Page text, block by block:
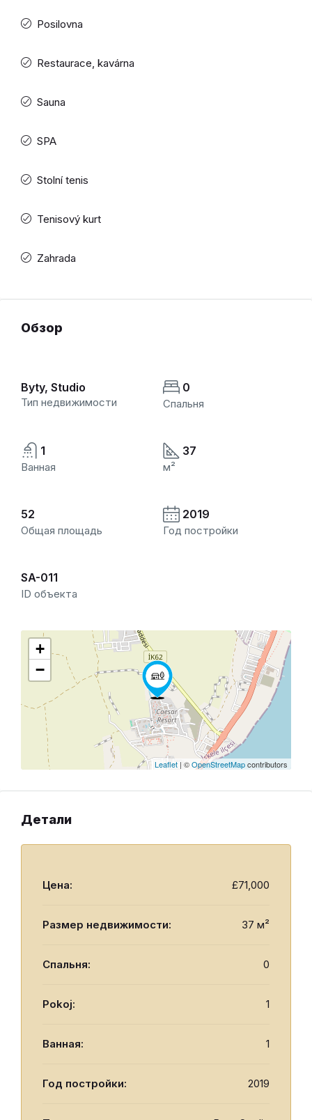
Posilovna
Restaurace, kavárna
Sauna
SPA
Stolní tenis
Tenisový kurt
Zahrada
Обзор
Byty, Studio
Тип недвижимости
0
Спальня
1
Ванная
37
м²
52
Общая площадь
2019
Год постройки
SA-011
ID объекта
+
−
Leaflet | ©OpenStreetMapcontributors
Детали
Цена: £71,000
Размер недвижимости: 37 м²
Спальня: 0
Pokoj: 1
Ванная: 1
Год постройки: 2019